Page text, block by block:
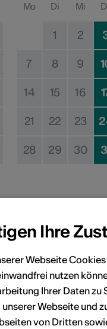
Mo Di Mi
1 2
7 8 9
14 15 16
21 22 23
28 29 30
Durchführungsdatum
persönlichen
Ihre
Webseite
nutzen
Ihrer Daten
Webseite und
von Dritten